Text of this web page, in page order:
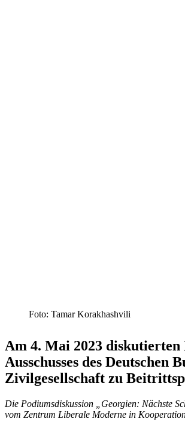
Foto: Tamar Korakhashvili
Am 4. Mai 2023
Ausschusses des
Zivil­ge­sell­schaft zu
Die Podiums­dis­kussion „Georgien: Nächste
vom Zentrum Liberale Moderne in